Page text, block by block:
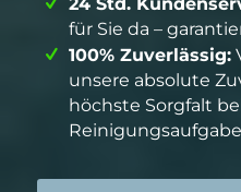
für Sie da –
100% Zuverlässig:
unsere absolute
höchste Sorgfalt